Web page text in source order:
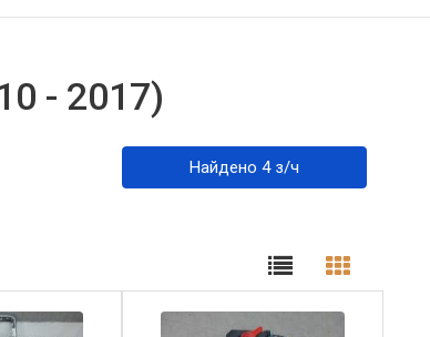
- 2017)
Найдено 4 з/ч